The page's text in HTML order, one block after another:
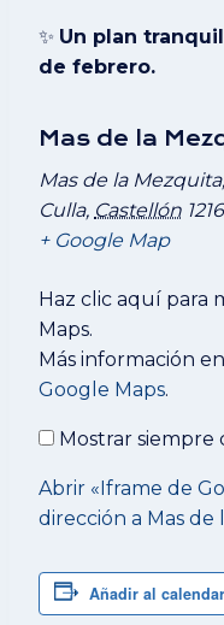
✨ Un plan
de febrero.
Mas de la
Mas de la
Culla, Castellón
+ Google Map
Mostrar
de
Google
Maps
la
a
Mas
de
Mezquita»
desde
Google
Haz clic aquí para
Maps.
Más información
Google Maps.
Mostrar siempre
Abrir «Iframe de
dirección a Mas
Añadir al